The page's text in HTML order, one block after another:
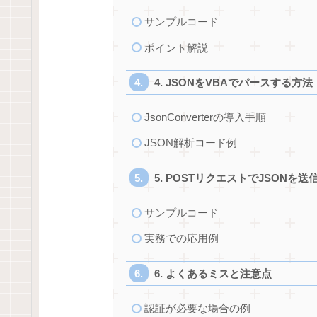
サンプルコード
ポイント解説
4. JSONをVBAでパースする方法
JsonConverterの導入手順
JSON解析コード例
5. POSTリクエストでJSONを送
サンプルコード
実務での応用例
6. よくあるミスと注意点
認証が必要な場合の例